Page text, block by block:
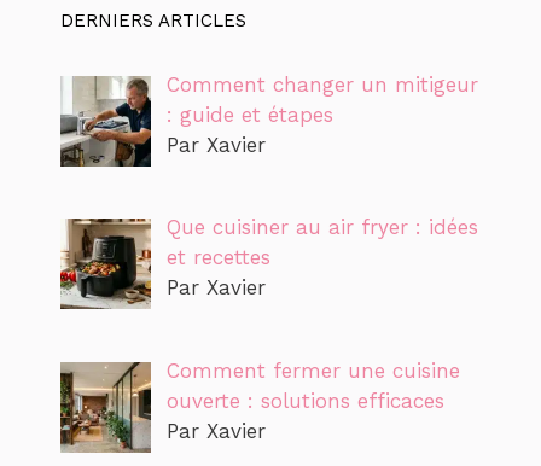
DERNIERS ARTICLES
Comment changer un mitigeur
: guide et étapes
Par Xavier
Que cuisiner au air fryer : idées
et recettes
Par Xavier
Comment fermer une cuisine
ouverte : solutions efficaces
Par Xavier